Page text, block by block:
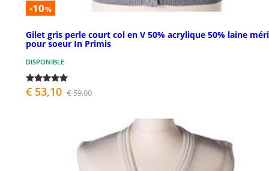
-10%
Gilet gris perle court col en V 50% acrylique 50% laine
pour soeur In Primis
DISPONIBLE
€ 53,10 € 59,00